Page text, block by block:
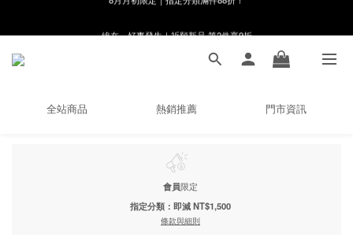
🌸新會員限定🌸註冊送$100購物金
全站商品 熱銷推薦 門市資訊
會員限定
指定分類：即減 NT$1,500
條款與細則